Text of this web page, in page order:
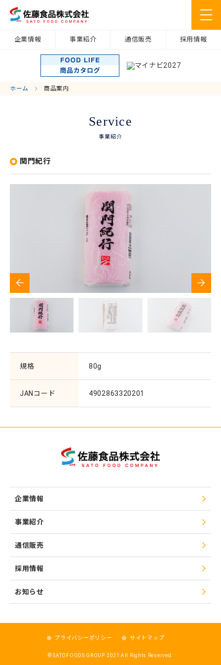
企業情報 事業紹介 通信販売 採用情報
ホーム 商品案内
Service
事業紹介
関門紀行
規格 80g
JANコード 4902863320201
企業情報
事業紹介
通信販売
採用情報
お知らせ
プライバシーポリシー サイトマップ
© SATOFOODS GROUP 2021 All Rights Reserved.